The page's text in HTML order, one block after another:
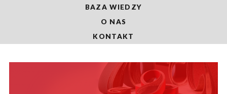
BAZA WIEDZY
O NAS
KONTAKT